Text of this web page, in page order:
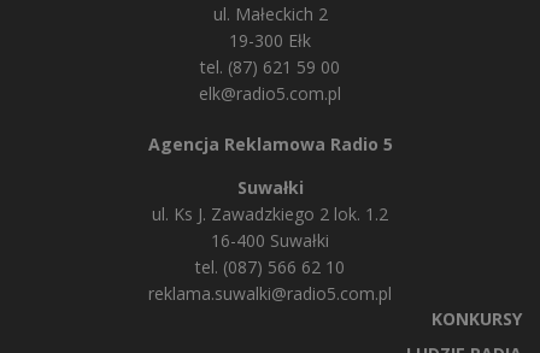
ul. Małeckich 2
19-300 Ełk
tel. (87) 621 59 00
elk@radio5.com.pl
Agencja Reklamowa Radio 5
Suwałki
ul. Ks J. Zawadzkiego 2 lok. 1.2
16-400 Suwałki
tel. (087) 566 62 10
reklama.suwalki@radio5.com.pl
KONKURSY